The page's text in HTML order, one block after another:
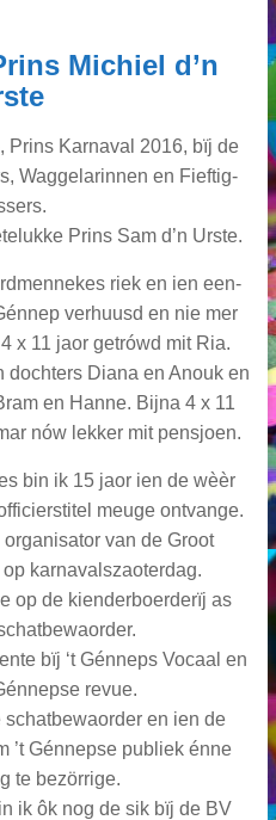
Michiel d’n
Prins Karnaval 2016, bïj de
Waggelarinnen en Fieftig-
Prins Sam d’n Urste.
riek en ien een-
verhuusd en nie mer
x 11 jaor getrówd mit Ria.
Diana en Anouk en
en Hanne. Bijna 4 x 11
nów lekker mit pensjoen.
bin ik 15 jaor ien de wèèr
meuge ontvange.
van de Groot
karnavalszaoterdag.
op de kienderboerderïj as
bïj ‘t Génneps Vocaal en
revue.
en ien de
’t Génnepse publiek énne
te bezörrige.
ik ôk nog de sik bïj de BV